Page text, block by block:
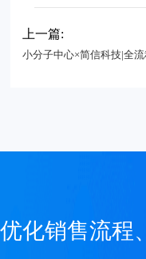
上一篇:
小分子中心×简信科技|全
优化销售流程